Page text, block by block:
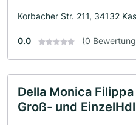
Korbacher Str. 211, 34132
0.0 (0
Della Monica
Groß- und EinzelHdl